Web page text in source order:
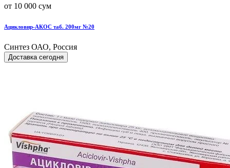
от 10 000 сум
Ацикловир-АКОС таб. 200мг №20
Синтез ОАО, Россия
Доставка сегодня